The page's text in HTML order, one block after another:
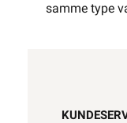
samme type